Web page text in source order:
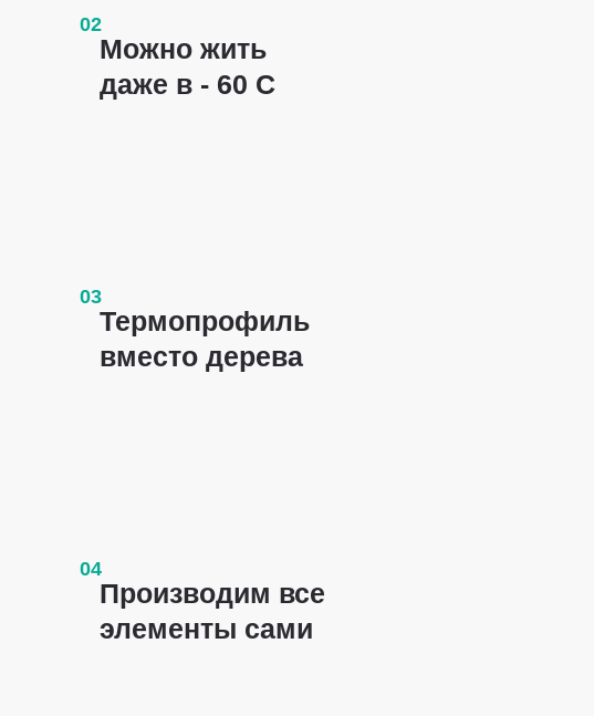
Можно жить
даже в - 60 С
02
Термопрофиль
вместо дерева
03
Производим все
элементы сами
04